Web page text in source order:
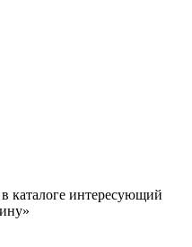
каталоге интересующий